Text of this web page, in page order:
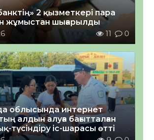
2 қызметкері пара
жұмыстан шығарылды
11 0
облысында интернет
алдын алуға бағытталған
түсіндіру іс-шарасы өтті